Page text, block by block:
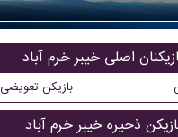
اصلی خيبر خرم آباد
بازیکن تعویضی
ذحیره خيبر خرم آباد